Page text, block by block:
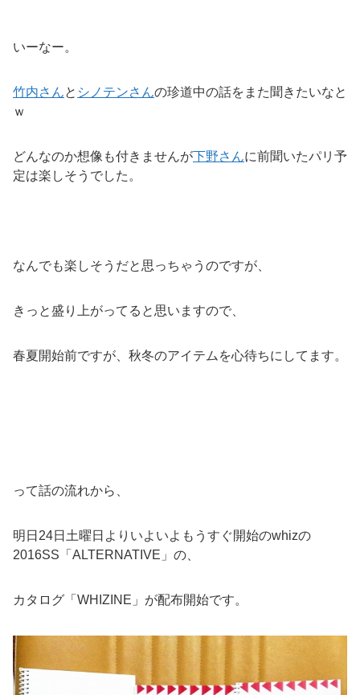
いーなー。
竹内さんと シノテンさんの珍道中の話をまた聞きたいなと
ｗ
どんなのか想像も付きませんが下野さんに前聞いたパリ予
定は楽しそうでした。
なんでも楽しそうだと思っちゃうのですが、
きっと盛り上がってると思いますので、
春夏開始前ですが、秋冬のアイテムを心待ちにしてます。
って話の流れから、
明日24日土曜日よりいよいよもうすぐ開始のwhizの
2016SS「ALTERNATIVE」の、
カタログ「WHIZINE」が配布開始です。